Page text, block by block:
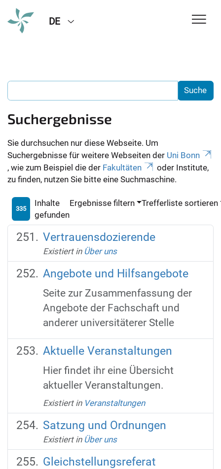
DE
Suchergebnisse
Sie durchsuchen nur diese Webseite. Um
Suchergebnisse für weitere Webseiten der Uni Bonn
, wie zum Beispiel die der Fakultäten
oder Institute,
zu finden, nutzen Sie bitte eine Suchmaschine.
335
Inhalte
gefunden
Ergebnisse filtern Trefferliste sortieren
Vertrauensdozierende
Existiert in Über uns
Angebote und Hilfsangebote
Seite zur Zusammenfassung der
Angebote der Fachschaft und
anderer universitäterer Stelle
Aktuelle Veranstaltungen
Hier findet ihr eine Übersicht
aktueller Veranstaltungen.
Existiert in Veranstaltungen
Satzung und Ordnungen
Existiert in Über uns
Gleichstellungsreferat